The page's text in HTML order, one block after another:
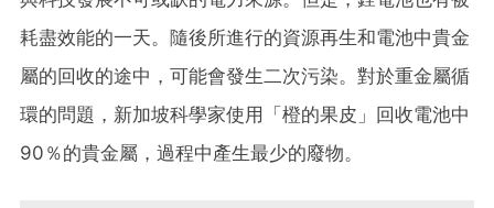
耗盡效能的一天。隨後所進行的資源再生和電池中貴金
屬的回收的途中，可能會發生二次污染。對於重金屬循
環的問題，新加坡科學家使用「橙的果皮」回收電池中
90％的貴金屬，過程中產生最少的廢物。